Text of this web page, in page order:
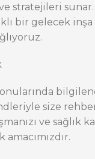
stratejileri sunar.
bir gelecek
size
ve sağlık